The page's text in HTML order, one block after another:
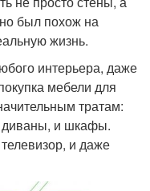
был похож на
жизнь.
интерьера, даже
мебели для
тратам:
диваны, и шкафы.
и даже